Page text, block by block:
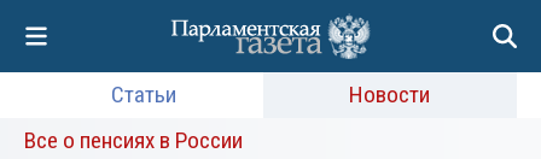
Статьи
Новости
Все о пенсиях в России